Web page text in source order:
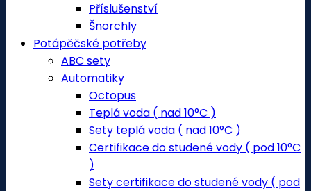
Příslušenství
Šnorchly
Potápěčské potřeby
ABC sety
Automatiky
Octopus
Teplá voda ( nad 10°C )
Sety teplá voda ( nad 10°C )
Certifikace do studené vody ( pod 10°C
)
Sety certifikace do studené vody ( pod